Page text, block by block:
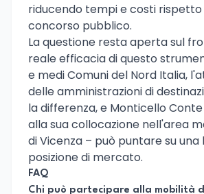
riducendo tempi e costi rispetto
concorso pubblico.
La questione resta aperta sul
reale efficacia di questo
e medi Comuni del Nord Italia,
delle amministrazioni di
la differenza, e Monticello
alla sua collocazione nell'area
di Vicenza – può puntare su una
posizione di mercato.
FAQ
Chi può partecipare alla mobilità